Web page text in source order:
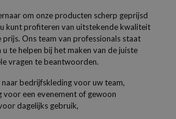
om onze producten scherp geprijsd
kunt profiteren van uitstekende kwaliteit
prijs. Ons team van professionals staat
te helpen bij het maken van de juiste
vragen te beantwoorden.
bedrijfskleding voor uw team,
een evenement of gewoon
dagelijks gebruik,